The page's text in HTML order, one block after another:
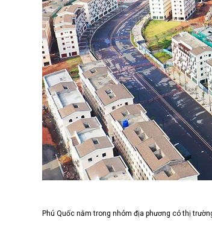
Phú Quốc nằm trong nhóm địa phương có thị